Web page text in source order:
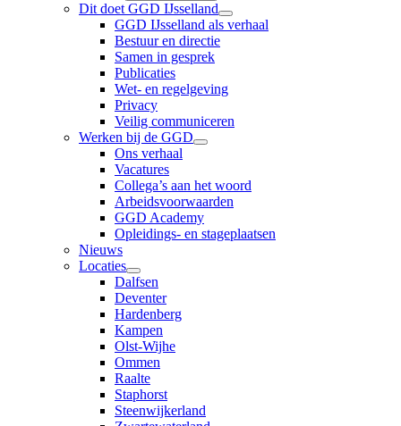
Dit doet GGD IJsselland
GGD IJsselland als verhaal
Bestuur en directie
Samen in gesprek
Publicaties
Wet- en regelgeving
Privacy
Veilig communiceren
Werken bij de GGD
Ons verhaal
Vacatures
Collega’s aan het woord
Arbeidsvoorwaarden
GGD Academy
Opleidings- en stageplaatsen
Nieuws
Locaties
Dalfsen
Deventer
Hardenberg
Kampen
Olst-Wijhe
Ommen
Raalte
Staphorst
Steenwijkerland